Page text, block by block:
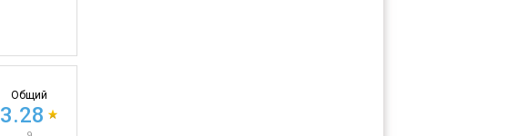
Общий
3.28